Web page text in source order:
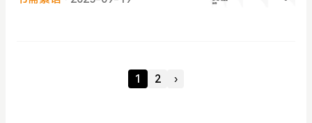
势能。这也给叶卡捷琳娜提供了非
吧，然后想到哪，就写点一二三。
世界因我们的存在，才这么有趣。
的同事挖坑阴阳等等等，但是当我
她每一个字背后的、他们真实体验
着的阳光与享受。特别好玩儿，她
得也还挺深刻的。因为它记录了点
么。看完的感觉有点复杂，首先是
中。但是另一方面，我代入比较少
的原因是，从职业生涯开始，我就
1 2 ›